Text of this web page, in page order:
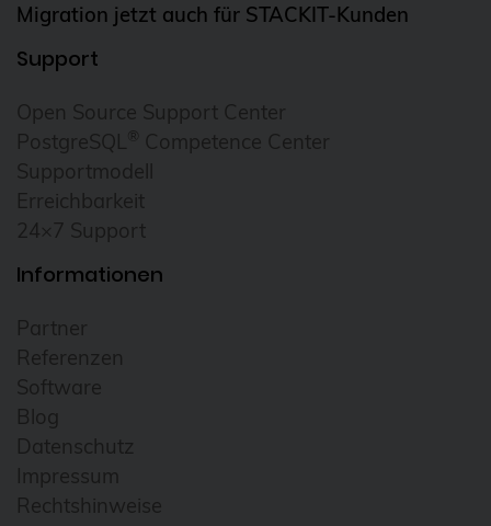
Migration jetzt auch für STACKIT-Kunden
Support
Open Source Support Center
PostgreSQL ® Competence Center
Supportmodell
Erreichbarkeit
24×7 Support
Informationen
Partner
Referenzen
Software
Blog
Datenschutz
Impressum
Rechtshinweise